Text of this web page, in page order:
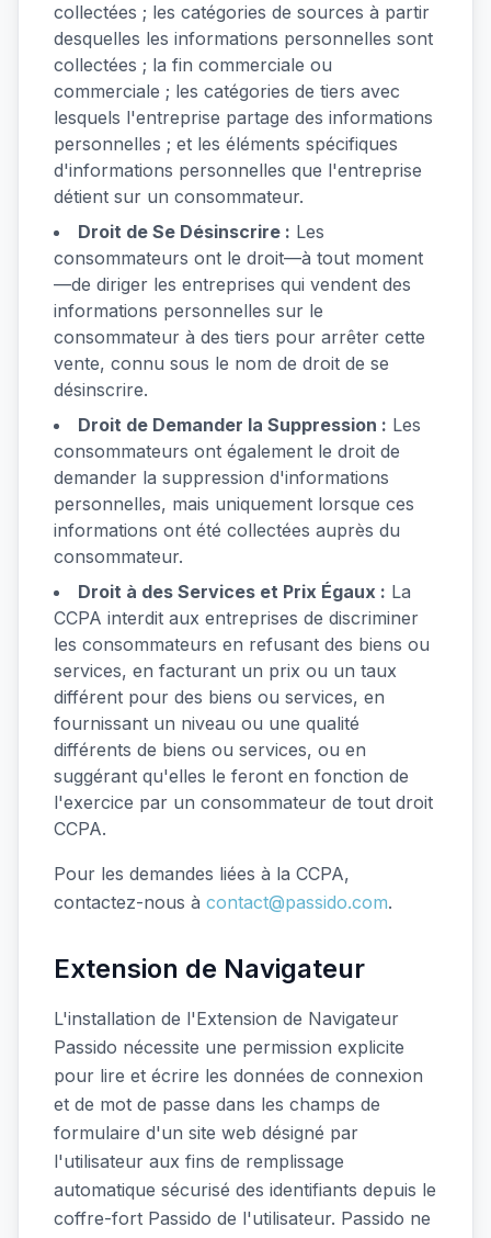
collectées ; les catégories de sources à partir
desquelles les informations personnelles sont
collectées ; la fin commerciale ou
commerciale ; les catégories de tiers avec
lesquels l'entreprise partage des informations
personnelles ; et les éléments spécifiques
d'informations personnelles que l'entreprise
détient sur un consommateur.
Droit de Se Désinscrire : Les
consommateurs ont le droit—à tout moment
—de diriger les entreprises qui vendent des
informations personnelles sur le
consommateur à des tiers pour arrêter cette
vente, connu sous le nom de droit de se
désinscrire.
Droit de Demander la Suppression : Les
consommateurs ont également le droit de
demander la suppression d'informations
personnelles, mais uniquement lorsque ces
informations ont été collectées auprès du
consommateur.
Droit à des Services et Prix Égaux : La
CCPA interdit aux entreprises de discriminer
les consommateurs en refusant des biens ou
services, en facturant un prix ou un taux
différent pour des biens ou services, en
fournissant un niveau ou une qualité
différents de biens ou services, ou en
suggérant qu'elles le feront en fonction de
l'exercice par un consommateur de tout droit
CCPA.
Pour les demandes liées à la CCPA,
contactez-nous à contact@passido.com.
Extension de Navigateur
L'installation de l'Extension de Navigateur
Passido nécessite une permission explicite
pour lire et écrire les données de connexion
et de mot de passe dans les champs de
formulaire d'un site web désigné par
l'utilisateur aux fins de remplissage
automatique sécurisé des identifiants depuis le
coffre-fort Passido de l'utilisateur. Passido ne